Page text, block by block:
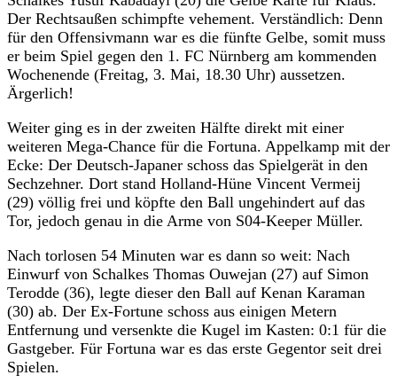
Der Rechtsaußen schimpfte vehement. Verständlich: Denn
für den Offensivmann war es die fünfte Gelbe, somit muss
er beim Spiel gegen den 1. FC Nürnberg am kommenden
Wochenende (Freitag, 3. Mai, 18.30 Uhr) aussetzen.
Ärgerlich!
Weiter ging es in der zweiten Hälfte direkt mit einer
weiteren Mega-Chance für die Fortuna. Appelkamp mit der
Ecke: Der Deutsch-Japaner schoss das Spielgerät in den
Sechzehner. Dort stand Holland-Hüne Vincent Vermeij
(29) völlig frei und köpfte den Ball ungehindert auf das
Tor, jedoch genau in die Arme von S04-Keeper Müller.
Nach torlosen 54 Minuten war es dann so weit: Nach
Einwurf von Schalkes Thomas Ouwejan (27) auf Simon
Terodde (36), legte dieser den Ball auf Kenan Karaman
(30) ab. Der Ex-Fortune schoss aus einigen Metern
Entfernung und versenkte die Kugel im Kasten: 0:1 für die
Gastgeber. Für Fortuna war es das erste Gegentor seit drei
Spielen.